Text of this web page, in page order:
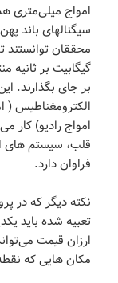
امواج میلی‌متری
سیگنالهای باند
گیگابیت بر ثانیه
بر جای بگذارند.
الکترومغناطیس (
امواج رادیو) کار
قلب، سیستم های
فراوان دارد.
تعبیه شده باید
ارزان قیمت
مکان هایی که